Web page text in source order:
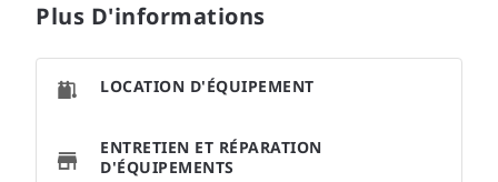
Plus D'informations
LOCATION D'ÉQUIPEMENT
ENTRETIEN ET RÉPARATION
D'ÉQUIPEMENTS